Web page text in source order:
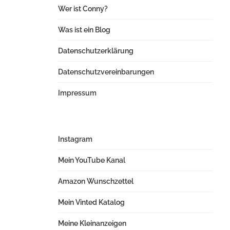
Wer ist Conny?
Was ist ein Blog
Datenschutzerklärung
Datenschutzvereinbarungen
Impressum
Instagram
Mein YouTube Kanal
Amazon Wunschzettel
Mein Vinted Katalog
Meine Kleinanzeigen